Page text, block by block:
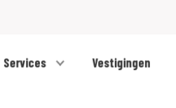
Services Vestigingen